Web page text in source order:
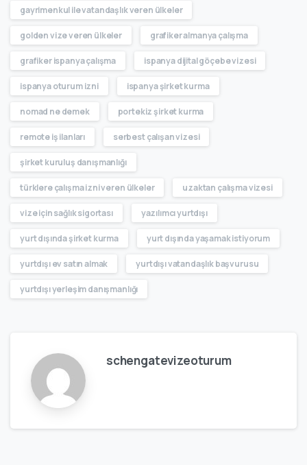
gayrimenkul ile vatandaşlık veren ülkeler
golden vize veren ülkeler grafiker almanya çalışma
grafiker ispanya çalışma ispanya dijital göçebe vizesi
ispanya oturum izni ispanya şirket kurma
nomad ne demek portekiz şirket kurma
remote iş ilanları serbest çalışan vizesi
şirket kuruluş danışmanlığı
türklere çalışma izni veren ülkeler uzaktan çalışma vizesi
vize için sağlık sigortası yazılımcı yurtdışı
yurt dışında şirket kurma yurt dışında yaşamak istiyorum
yurtdışı ev satın almak yurtdışı vatandaşlık başvurusu
yurtdışı yerleşim danışmanlığı
schengatevizeoturum